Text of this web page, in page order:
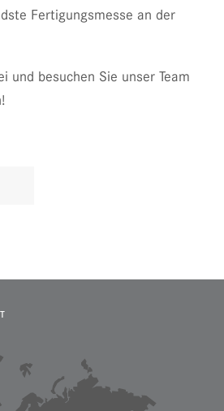
Fertigungsmesse an der
und besuchen Sie unser Team